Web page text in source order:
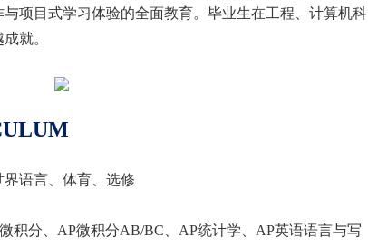
项目式学习体验的全面教育。毕业生在工程、计算机科
就。
语言、体育、选修
积分、AP微积分AB/BC、AP统计学、AP英语语言与写